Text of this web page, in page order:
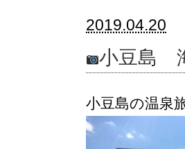
2019.04.20
小豆島
小豆島の温泉